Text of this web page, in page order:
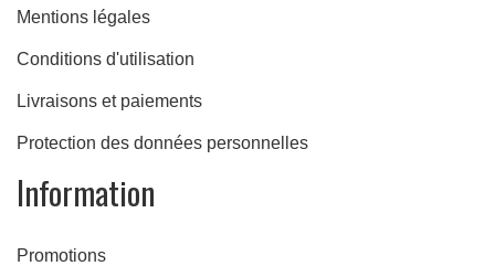
Mentions légales
Conditions d'utilisation
Livraisons et paiements
Protection des données personnelles
Information
Promotions